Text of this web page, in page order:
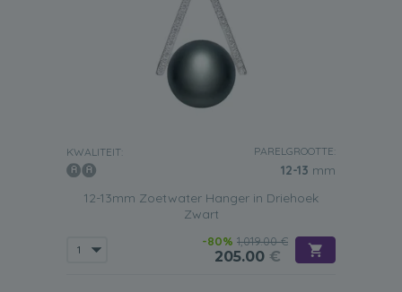
KWALITEIT: PARELGROOTTE:
12-13 mm
12-13mm Zoetwater Hanger in Driehoek
Zwart
-80% 1,019.00 €
205.00 €